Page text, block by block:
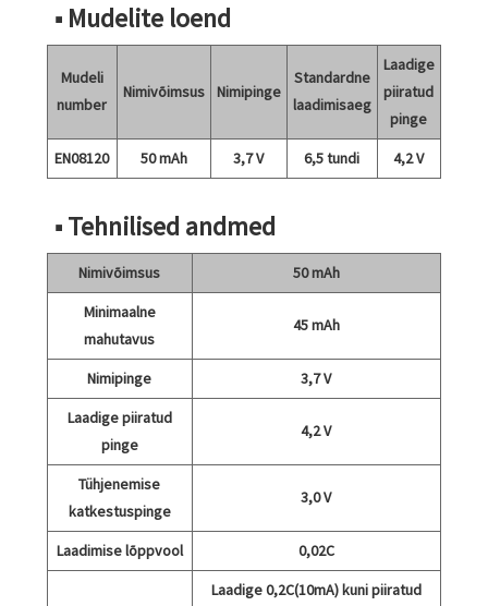
■ Mudelite loend
Mudeli
number
Nimivõimsus Nimipinge
Standardne
laadimisaeg
Laadige
piiratud
pinge
EN08120
50 mAh 3,7 V 6,5 tundi 4,2 V
■ Tehnilised andmed
Nimivõimsus
50 mAh
Minimaalne
mahutavus
45 mAh
Nimipinge
3,7 V
Laadige piiratud
pinge
4,2 V
Tühjenemise
katkestuspinge
3,0 V
Laadimise lõppvool 0,02C
Laadige 0,2C(10mA) kuni piiratud